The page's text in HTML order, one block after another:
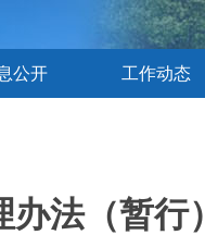
公开 工作动态
法（暂行）